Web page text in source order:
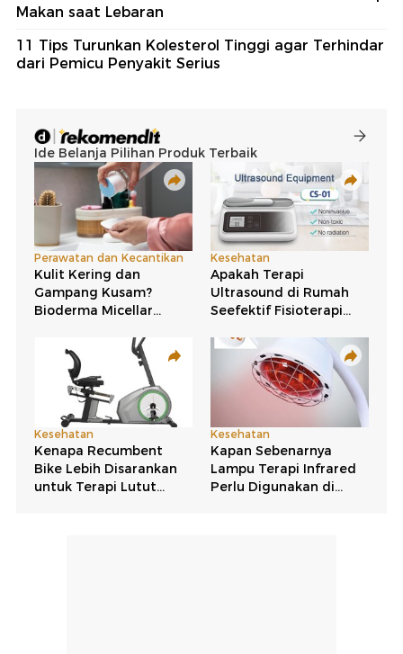
Makan saat Lebaran
11 Tips Turunkan Kolesterol Tinggi agar Terhindar
dari Pemicu Penyakit Serius